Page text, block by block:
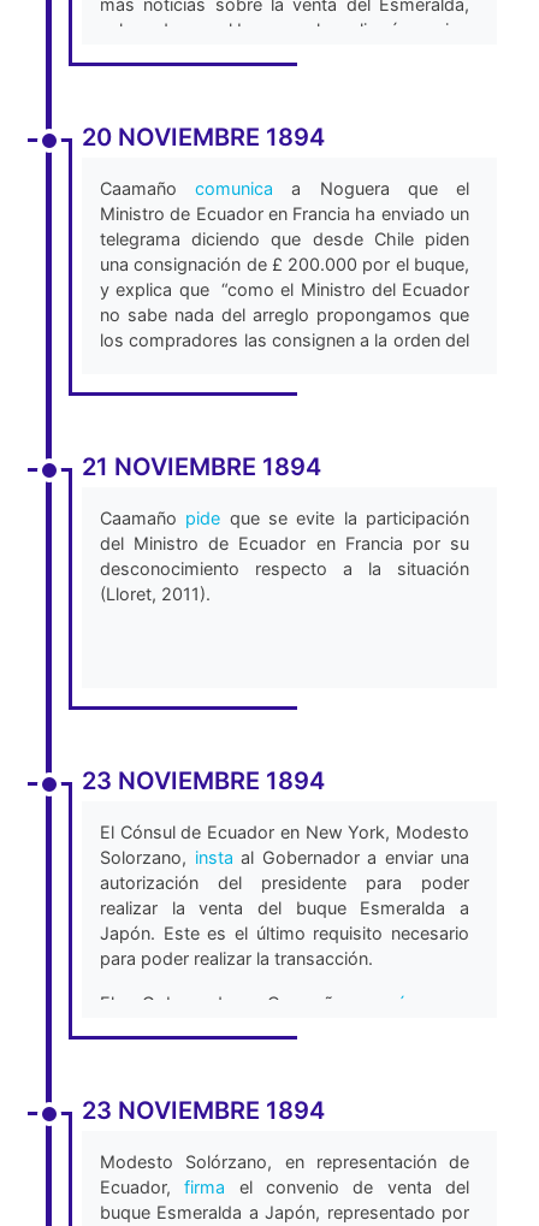
más noticias sobre la venta del Esmeralda,
aclarando que al buque se le realizarían varios
tomaría el nombre de Yan-Lu. Sin embargo,
noticias, y afirma que Ecuador es el único
comprador del buque (Barrera-Agarwal,
2013).
20 NOVIEMBRE 1894
Caamañocomunica a Noguera que el
Ministro de Ecuador en Francia ha enviado un
telegrama diciendo que desde Chile piden
una consignación de £ 200.000 por el buque,
y explica que “como el Ministro del Ecuador
no sabe nada del arreglo propongamos que
los compradores las consignen a la orden del
Ecuador”. Ese mismo día, Noguera informa
2011).
21 NOVIEMBRE 1894
Caamaño pide que se evite la participación
del Ministro de Ecuador en Francia por su
desconocimiento respecto a la situación
(Lloret, 2011).
23 NOVIEMBRE 1894
El Cónsul de Ecuador en New York, Modesto
Solorzano, insta al Gobernador a enviar una
autorización del presidente para poder
realizar la venta del buque Esmeralda a
Japón. Este es el último requisito necesario
para poder realizar la transacción.
El Gobernador Caamaño envía
compra y traspaso del buque. El cablegrama
Gobierno para atender a la compra y
traspaso del buque chileno Esmeralda por el
presente comisiono a Ud. para hacer el
23 NOVIEMBRE 1894
Modesto Solórzano, en representación de
Ecuador,firma el convenio de venta del
buque Esmeralda a Japón, representado por